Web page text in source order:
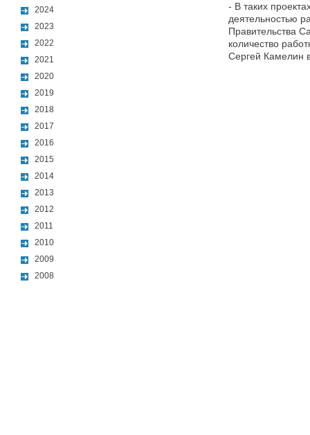
2024
2023
2022
2021
2020
2019
2018
2017
2016
2015
2014
2013
2012
2011
2010
2009
2008
- В таких
деятельностью
Правительства
количество
Сергей Камелин